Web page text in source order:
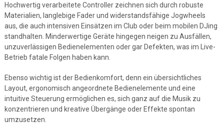
Hochwertig verarbeitete Controller zeichnen sich durch robuste
Materialien, langlebige Fader und widerstandsfähige Jogwheels
aus, die auch intensiven Einsätzen im Club oder beim mobilen DJing
standhalten. Minderwertige Geräte hingegen neigen zu Ausfällen,
unzuverlässigen Bedienelementen oder gar Defekten, was im Live-
Betrieb fatale Folgen haben kann.
Ebenso wichtig ist der Bedienkomfort, denn ein übersichtliches
Layout, ergonomisch angeordnete Bedienelemente und eine
intuitive Steuerung ermöglichen es, sich ganz auf die Musik zu
konzentrieren und kreative Übergänge oder Effekte spontan
umzusetzen.